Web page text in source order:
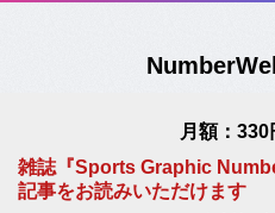
月額：330
雑誌『Sports Graphic
記事をお読みいただけます